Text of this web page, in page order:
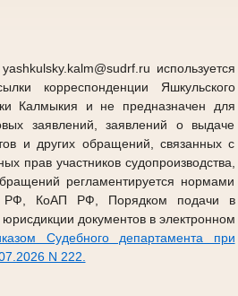
используется
корреспонденции Яшкульского
Калмыкия и не предназначен для
заявлений, заявлений о выдаче
и других обращений, связанных с
прав участников судопроизводства,
регламентируется нормами
КоАП РФ, Порядком подачи в
документов в электронном
Судебного департамента при
N 222.